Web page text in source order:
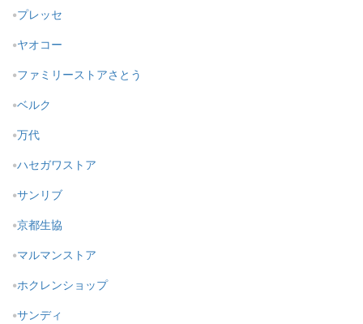
プレッセ
ヤオコー
ファミリーストアさとう
ベルク
万代
ハセガワストア
サンリブ
京都生協
マルマンストア
ホクレンショップ
サンディ